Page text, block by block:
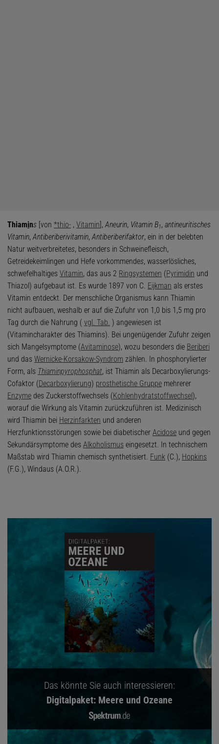
Thiamins [von *thio- , Vitamin],Aneurin, Vitamin B1, antineuritisches
Vitamin,Antiberiberivitamin,Antiberiberifaktor, ein in der belebten
Natur weitverbreitetes, besonders in Schweinefleisch,
Getreidekeimlingen und Hefe vorkommendes, wasserlösliches,
schwefelhaltiges Vitamin, das aus 2 Ringsystemen (Pyrimidin und
Thiazol) aufgebaut ist. Es wurde 1897 von C. Eijkman als erstes
Vitamin entdeckt. Der menschliche Organismus kann Thiamin
nicht aufbauen, weshalb er auf die Zufuhr von 1,0 bis 1,5 mg pro
Tag durch die Nahrung ( vgl. Tab. ) angewiesen ist
(Vitamincharakter des Thiamins). Bei ungenügender Zufuhr zeigen
sich Mangelsymptome (Avitaminose), wozu besonders die Beriberi
und das Wernicke-Korsakow-Syndrom zählen. In phosphorylierter
Form, als Thiaminpyrophosphat, ist Thiamin als Decarboxylierungs-
Cofaktor (Decarboxylierung) prosthetische Gruppe mehrerer
Enzyme des Zuckerstoffwechsels (Kohlenhydratstoffwechsel),
worauf die Wirkung als Vitamin zurückzuführen ist. Medizinisch
wird Thiamin bei Herzinfarkten und anderen
Herzfunktionsstörungen sowie bei diabetischer Acidose und gegen
Sekundärsymptome des Alkoholismus eingesetzt. In technischem
Maßstab wird Thiamin chemisch synthetisiert. Funk (C.), Hopkins
(F.G.), Windaus (A.O.R.).
Das könnte Sie auch interessieren:
Digitalpaket: Meere und Ozeane